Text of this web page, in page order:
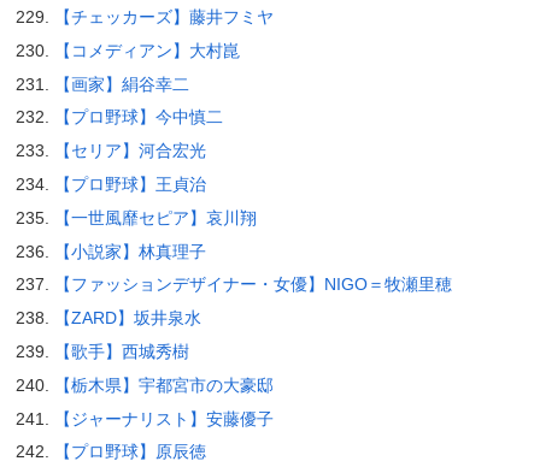
【チェッカーズ】藤井フミヤ
【コメディアン】大村崑
【画家】絹谷幸二
【プロ野球】今中慎二
【セリア】河合宏光
【プロ野球】王貞治
【一世風靡セピア】哀川翔
【小説家】林真理子
【ファッションデザイナー・女優】NIGO＝牧瀬里穂
【ZARD】坂井泉水
【歌手】西城秀樹
【栃木県】宇都宮市の大豪邸
【ジャーナリスト】安藤優子
【プロ野球】原辰徳